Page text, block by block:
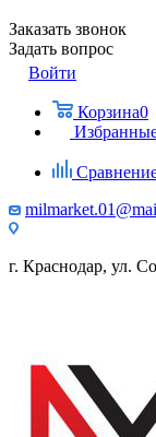
Заказать звонок
Задать вопрос
Войти
Корзина0
г. Краснодар, ул.